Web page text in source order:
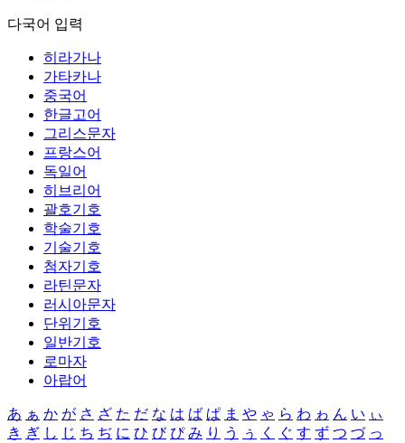
다국어 입력
히라가나
가타카나
중국어
한글고어
그리스문자
프랑스어
독일어
히브리어
괄호기호
학술기호
기술기호
첨자기호
라틴문자
러시아문자
단위기호
일반기호
로마자
아랍어
あ ぁ か が さ ざ た だ な は ば ぱ ま や ゃ ら わ ゎ ん い ぃ
き ぎ し じ ち ぢ に ひ び ぴ み り う ぅ く ぐ す ず つ づ っ